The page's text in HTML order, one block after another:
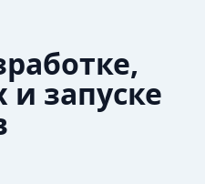
и запуске